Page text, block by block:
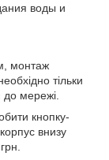
воды и
монтаж
тільки
до мережі.
кнопку-
внизу